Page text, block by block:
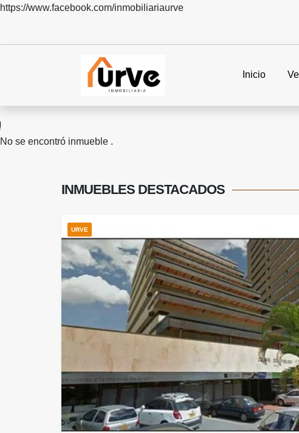
https://www.facebook.com/inmobiliariaurve
Inicio
No se encontró inmueble .
INMUEBLES DESTACADOS
URVE